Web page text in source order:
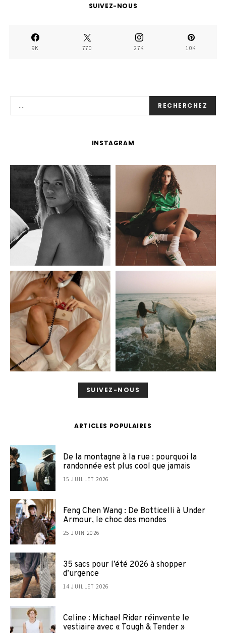
SUIVEZ-NOUS
9K 770 27K 10K
RECHERCHEZ
INSTAGRAM
SUIVEZ-NOUS
ARTICLES POPULAIRES
De la montagne à la rue : pourquoi la
randonnée est plus cool que jamais
15 JUILLET 2026
Feng Chen Wang : De Botticelli à Under
Armour, le choc des mondes
25 JUIN 2026
35 sacs pour l’été 2026 à shopper
d’urgence
14 JUILLET 2026
Celine : Michael Rider réinvente le
vestiaire avec « Tough & Tender »